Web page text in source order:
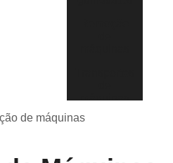
máquinas
de máquinas